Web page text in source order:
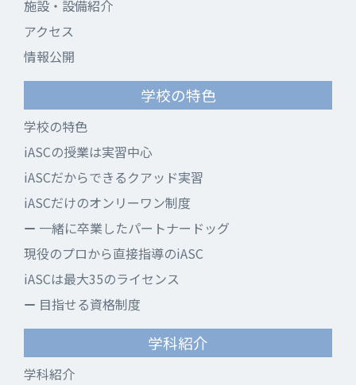
施設・設備紹介
アクセス
情報公開
学校の特色
学校の特色
iASCの授業は実習中心
iASCだからできるクアッド実習
iASCだけのオンリーワン制度
一緒に卒業したパートナードッグ
現役のプロから直接指導のiASC
iASCは最大35のライセンス
目指せる資格制度
学科紹介
学科紹介